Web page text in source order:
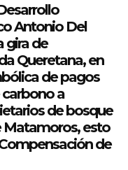
Antonio Del
gira de
Queretana, en
de pagos
a
de bosque
Matamoros, esto
de